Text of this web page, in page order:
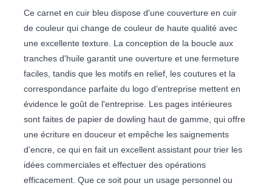
Ce carnet en cuir bleu dispose d'une couverture en cuir
de couleur qui change de couleur de haute qualité avec
une excellente texture. La conception de la boucle aux
tranches d'huile garantit une ouverture et une fermeture
faciles, tandis que les motifs en relief, les coutures et la
correspondance parfaite du logo d'entreprise mettent en
évidence le goût de l'entreprise. Les pages intérieures
sont faites de papier de dowling haut de gamme, qui offre
une écriture en douceur et empêche les saignements
d'encre, ce qui en fait un excellent assistant pour trier les
idées commerciales et effectuer des opérations
efficacement. Que ce soit pour un usage personnel ou